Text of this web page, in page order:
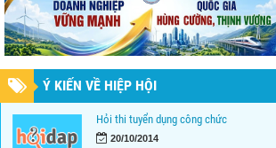
Ý KIẾN VỀ HIỆP HỘI
Hỏi thi tuyển dụng công chức
20/10/2014